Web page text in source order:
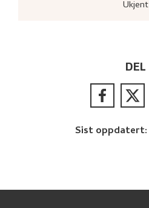
Ukjent
DEL
Sist oppdatert: